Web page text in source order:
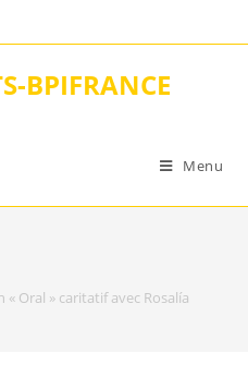
BPIFRANCE
Menu
Oral » caritatif avec Rosalía